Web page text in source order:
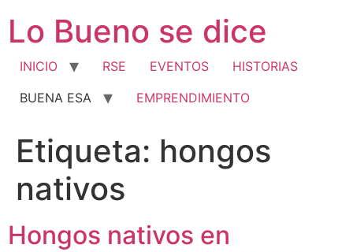
contenido
Lo Bueno se dice
INICIO RSE EVENTOS
HISTORIAS
BUENA ESA
EMPRENDIMIENTO
Etiqueta: hongos
nativos
Hongos nativos en